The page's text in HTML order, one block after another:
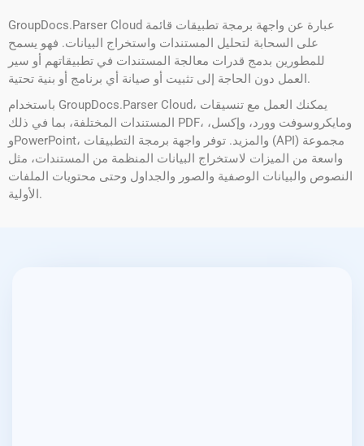
GroupDocs.Parser Cloud عبارة عن واجهة برمجة تطبيقات قائمة
على السحابة لتحليل المستندات واستخراج البيانات. فهو يسمح
للمطورين بدمج قدرات معالجة المستندات في تطبيقاتهم أو سير
العمل دون الحاجة إلى تثبيت أو صيانة أي برنامج أو بنية تحتية.
باستخدام GroupDocs.Parser Cloud، يمكنك العمل مع تنسيقات
المستندات المختلفة، بما في ذلك PDF، ومايكروسوفت وورد، وإكسل،
وPowerPoint، والمزيد. توفر واجهة برمجة التطبيقات (API) مجموعة
واسعة من الميزات لاستخراج البيانات المنظمة من المستندات، مثل
النصوص والبيانات الوصفية والصور والجداول وحتى محتويات الملفات
الأولية.